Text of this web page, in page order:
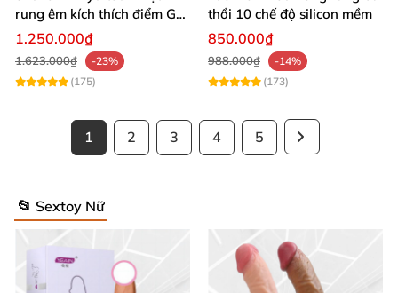
rung êm kích thích điểm G
silicon Mỹ cao cấp an toàn
1.250.000₫
1.623.000₫
-23%
(175)
thổi 10 chế độ silicon mềm
850.000₫
988.000₫
-14%
(173)
1 2 3 4 5
📂 Sextoy Nữ